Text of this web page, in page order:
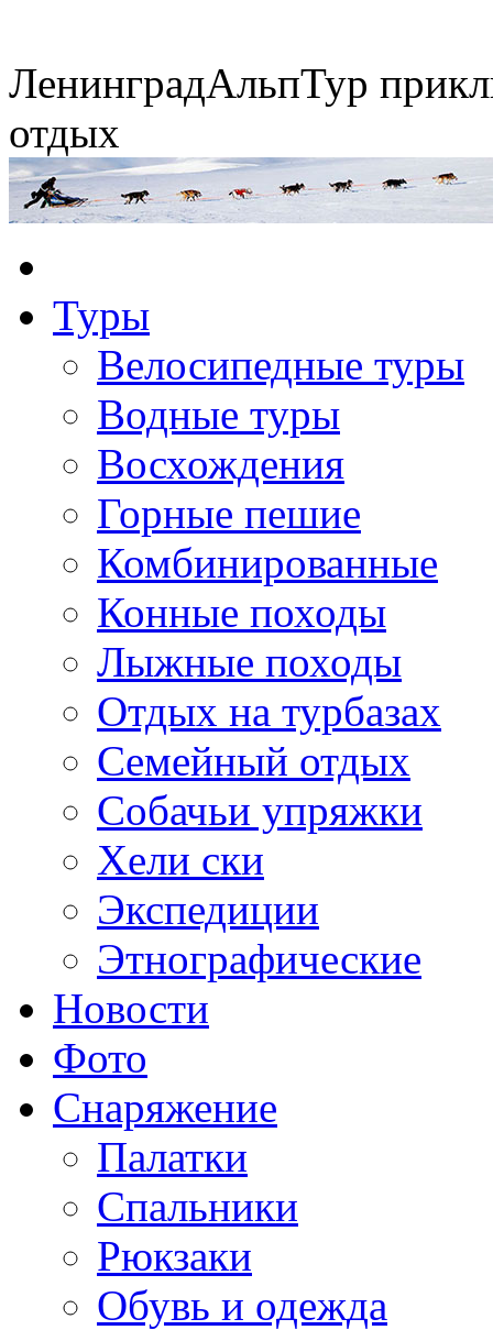
ЛенинградАльпТур
отдых
Туры
Велосипедные туры
Водные туры
Восхождения
Горные пешие
Комбинированные
Конные походы
Лыжные походы
Отдых на турбазах
Семейный отдых
Собачьи упряжки
Хели ски
Экспедиции
Этнографические
Новости
Фото
Снаряжение
Палатки
Спальники
Рюкзаки
Обувь и одежда